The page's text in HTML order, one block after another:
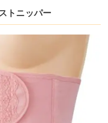
トニッパー